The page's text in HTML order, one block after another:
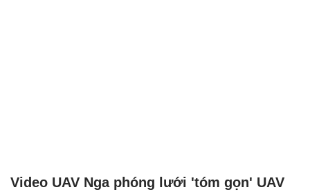
Video UAV Nga phóng lưới 'tóm gọn' UAV